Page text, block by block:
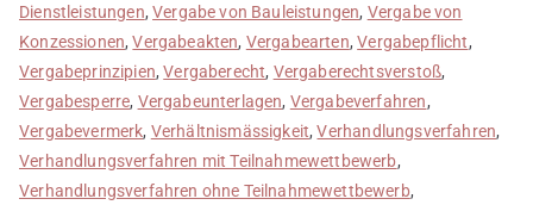
Dienstleistungen,Vergabe von Bauleistungen, Vergabe von
Konzessionen,Vergabeakten, Vergabearten,Vergabepflicht,
Vergabeprinzipien,Vergaberecht, Vergaberechtsverstoß,
Vergabesperre, Vergabeunterlagen, Vergabeverfahren,
Vergabevermerk, Verhältnismässigkeit,Verhandlungsverfahren,
Verhandlungsverfahren mit Teilnahmewettbewerb,
Verhandlungsverfahren ohne Teilnahmewettbewerb,